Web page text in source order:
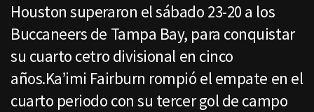
Houston superaron el sábado 23-20 a los
Buccaneers de Tampa Bay, para conquistar
su cuarto cetro divisional en cinco
años.Ka’imi Fairburn rompió el empate en el
cuarto periodo con su tercer gol de campo